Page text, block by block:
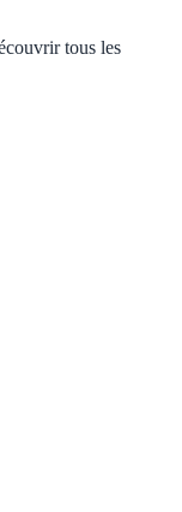
tous les